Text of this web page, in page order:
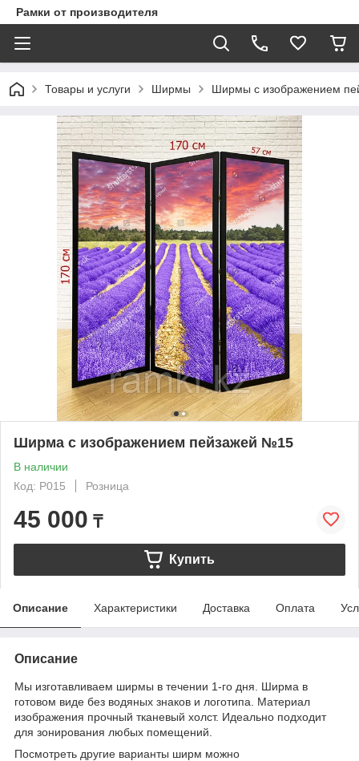
Рамки от производителя
Товары и услуги Ширмы Ширмы с изображением
Ширма с изображением пейзажей №15
В наличии
Код: P015
Розница
45 000 ₸
Купить
Описание Характеристики Доставка Оплата
Описание
Мы изготавливаем ширмы в течении 1-го дня. Ширма в
готовом виде без водяных знаков и логотипа. Материал
изображения прочный тканевый холст. Идеально подходит
для зонирования любых помещений.
Посмотреть другие варианты ширм можно